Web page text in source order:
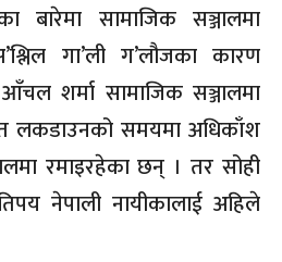
बारेमा सामाजिक सञ्जालमा
गा’ली ग’लौजका कारण
शर्मा सामाजिक सञ्जालमा
समयमा अधिकाँश
रमाइरहेका छन् । तर सोही
नेपाली नायीकालाई अहिले